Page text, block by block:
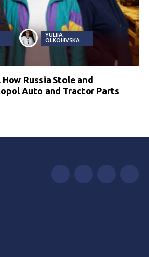
YULIIA
OLKOHVSKA
Russia Stole and
Auto and Tractor Parts